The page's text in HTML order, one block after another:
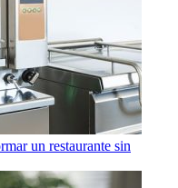
un restaurante sin